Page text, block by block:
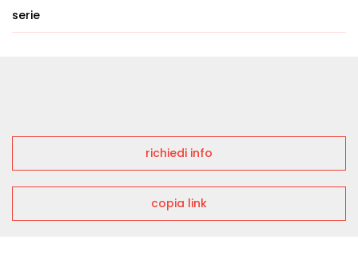
serie
richiedi info
copia link